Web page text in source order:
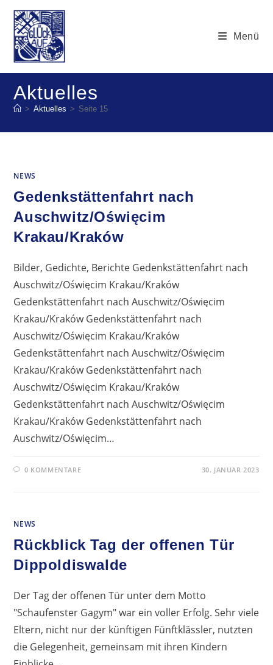
Zum
Inhalt
springen
Menü
Aktuelles
> Aktuelles > Seite 15
NEWS
Gedenkstättenfahrt nach
Auschwitz/Oświęcim
Krakau/Kraków
Bilder, Gedichte, Berichte Gedenkstättenfahrt nach
Auschwitz/Oświęcim Krakau/Kraków
Gedenkstättenfahrt nach Auschwitz/Oświęcim
Krakau/Kraków Gedenkstättenfahrt nach
Auschwitz/Oświęcim Krakau/Kraków
Gedenkstättenfahrt nach Auschwitz/Oświęcim
Krakau/Kraków Gedenkstättenfahrt nach
Auschwitz/Oświęcim Krakau/Kraków
Gedenkstättenfahrt nach Auschwitz/Oświęcim
Krakau/Kraków Gedenkstättenfahrt nach
Auschwitz/Oświęcim…
0 KOMMENTARE 30. JANUAR 2023
NEWS
Rückblick Tag der offenen Tür
Dippoldiswalde
Der Tag der offenen Tür unter dem Motto
"Schaufenster Gagym" war ein voller Erfolg. Sehr viele
Eltern, nicht nur der künftigen Fünftklässler, nutzten
die Gelegenheit, gemeinsam mit ihren Kindern